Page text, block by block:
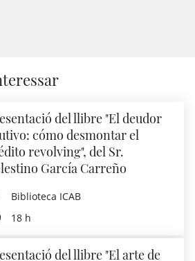
del llibre "El deudor
cómo desmontar el
revolving", del Sr.
García Carreño
Biblioteca ICAB
18 h
del llibre "El arte de